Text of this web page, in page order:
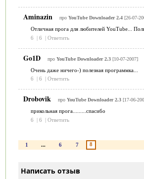
Aminazin про YouTube Downloader 2.4[26-07-
Отличная прога для любителей YouTube...
6
| 6 | Ответить
Go1D про YouTube Downloader 2.3[10-07-2007]
Очень даже ничего-) полезная программка...
6
| 6 | Ответить
Drobovik про YouTube Downloader 2.3[17-06-
прикольная прога.........спасибо
6
| 6 | Ответить
1 ... 6 7 8
Написать отзыв